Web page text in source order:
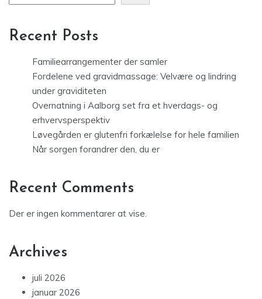
Recent Posts
Familiearrangementer der samler
Fordelene ved gravidmassage: Velvære og lindring
under graviditeten
Overnatning i Aalborg set fra et hverdags- og
erhvervsperspektiv
Løvegården er glutenfri forkælelse for hele familien
Når sorgen forandrer den, du er
Recent Comments
Der er ingen kommentarer at vise.
Archives
juli 2026
januar 2026